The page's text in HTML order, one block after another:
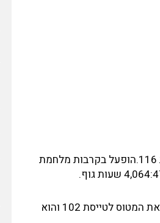
התקבל בחיל האויר ב-3 בספטמבר 1973. נקלט בטייסת 115 וממנה הועבר בתאריך 1 באוקטובר 73 לטייסת 116.הופעל בקרבות מלחמת
כשנסגרה טייסת 116 בשנת 2002 היו רשומות בספריו 4,081 שעות גוף ו-4,682 נחיתות.הוחלט לא להעביר את המטוס לטייסת 102 והוא